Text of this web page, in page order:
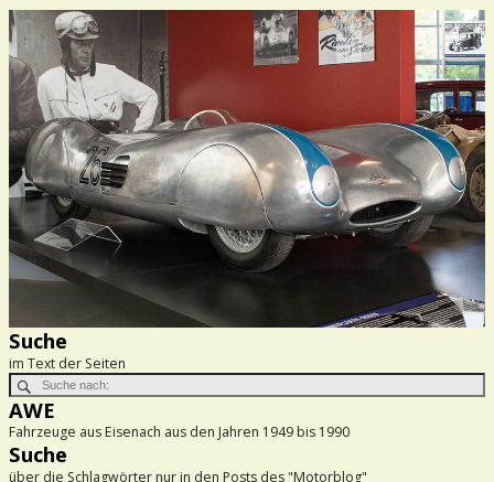
Suche
im Text der Seiten
AWE
Fahrzeuge aus Eisenach aus den Jahren 1949 bis 1990
Suche
über die Schlagwörter nur in den Posts des "Motorblog"